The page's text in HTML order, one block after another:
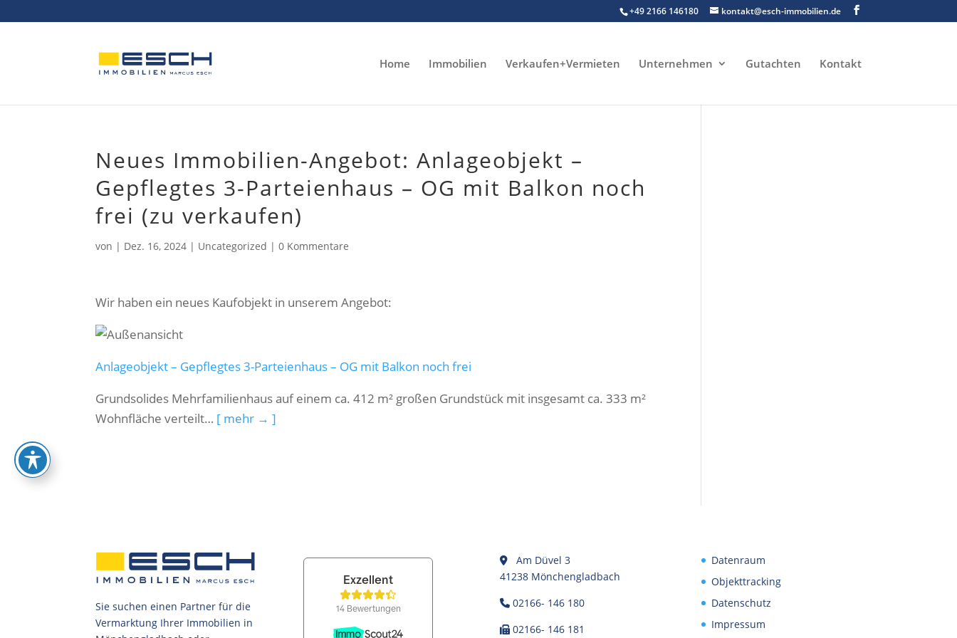
to
+49 2166 146180 kontakt@esch-immobilien.de
Home Immobilien Verkaufen+Vermieten Unternehmen Gutachten Kontakt
Neues Immobilien-Angebot: Anlageobjekt –
Gepflegtes 3-Parteienhaus – OG mit Balkon noch
frei (zu verkaufen)
von | Dez. 16, 2024 | Uncategorized |0 Kommentare
Wir haben ein neues Kaufobjekt in unserem Angebot:
Anlageobjekt – Gepflegtes 3-Parteienhaus – OG mit Balkon noch frei
Grundsolides Mehrfamilienhaus auf einem ca. 412 m² großen Grundstück mit insgesamt ca. 333 m²
Wohnfläche verteilt… [ mehr → ]
Sie suchen einen Partner für die
Vermarktung Ihrer Immobilien in
Am Düvel 3
41238 Mönchengladbach
02166- 146 180
02166- 146 181
Datenraum
Objekttracking
Datenschutz
Impressum